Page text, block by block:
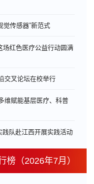
觉传感器”新范式
场红色医疗公益行动圆满
交叉论坛在校举行
维赋能基层医疗、科普
践队赴江西开展实践活动
榜（2026年7月）